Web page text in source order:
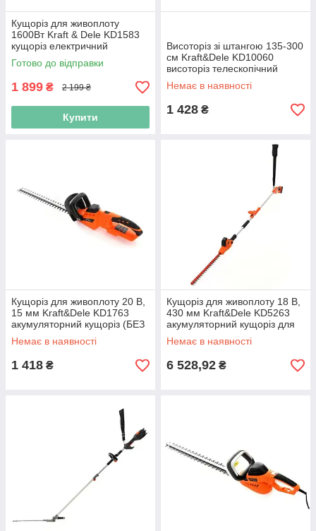
Кущоріз для живоплоту
1600Вт Kraft & Dele KD1583
кущоріз електричний
Готово до відправки
1 899 ₴ 2 199 ₴
Купити
Висоторіз зі штангою 135-300
см Kraft&Dele KD10060
висоторіз телескопічний
Немає в наявності
1 428 ₴
Кущоріз для живоплоту 20 В,
15 мм Kraft&Dele KD1763
акумуляторний кущоріз (БЕЗ
АКБ І ЗП)
Немає в наявності
1 418 ₴
Кущоріз для живоплоту 18 В,
430 мм Kraft&Dele KD5263
акумуляторний кущоріз для
живоплоту
Немає в наявності
6 528,92 ₴